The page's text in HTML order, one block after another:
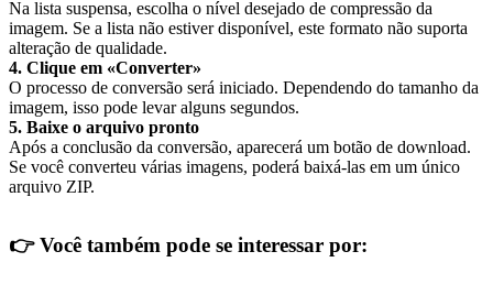
Na lista suspensa, escolha o nível desejado de compressão da
imagem. Se a lista não estiver disponível, este formato não suporta
alteração de qualidade.
4. Clique em «Converter»
O processo de conversão será iniciado. Dependendo do tamanho da
imagem, isso pode levar alguns segundos.
5. Baixe o arquivo pronto
Após a conclusão da conversão, aparecerá um botão de download.
Se você converteu várias imagens, poderá baixá-las em um único
arquivo ZIP.
👉Você também pode se interessar por: